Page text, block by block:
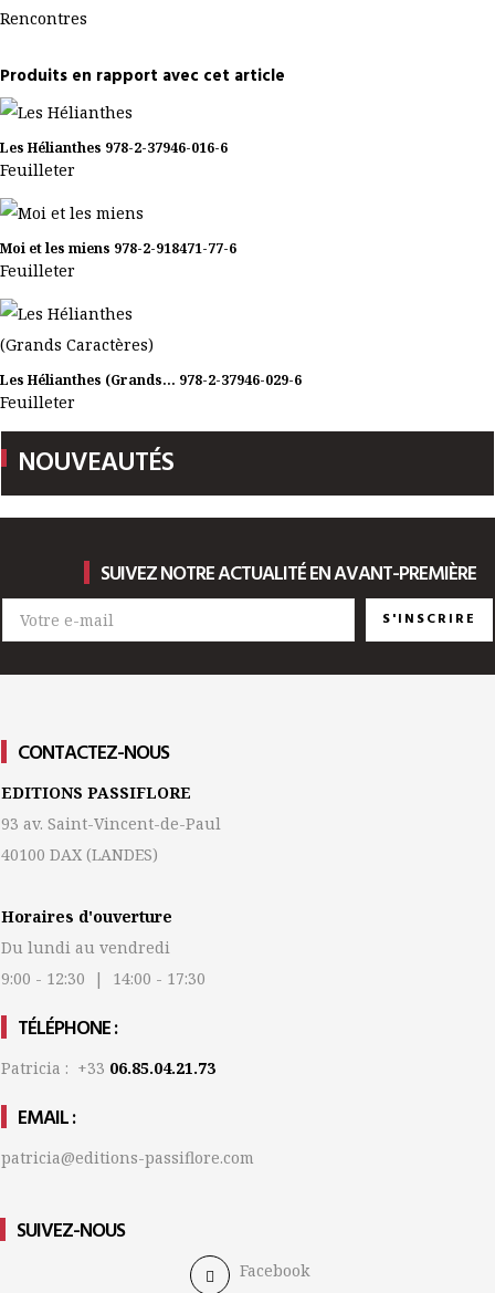
Rencontres
Produits en rapport avec cet article
Les Hélianthes 978-2-37946-016-6
Feuilleter
Moi et les miens 978-2-918471-77-6
Feuilleter
Les Hélianthes (Grands... 978-2-37946-029-6
Feuilleter
NOUVEAUTÉS
SUIVEZ NOTRE ACTUALITÉ EN AVANT-PREMIÈRE
S'INSCRIRE
CONTACTEZ-NOUS
EDITIONS PASSIFLORE
93 av. Saint-Vincent-de-Paul
40100 DAX (LANDES)
Horaires d'ouverture
Du lundi au vendredi
9:00 - 12:30 | 14:00 - 17:30
TÉLÉPHONE :
Patricia : +33 06.85.04.21.73
EMAIL :
patricia@editions-passiflore.com
SUIVEZ-NOUS
Facebook